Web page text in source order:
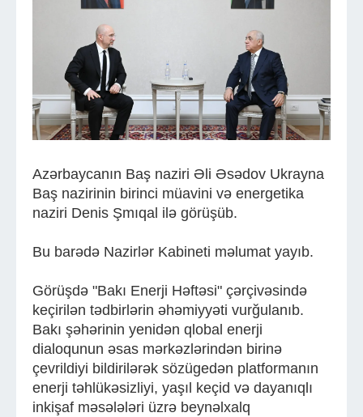
Azərbaycanın Baş naziri Əli Əsədov Ukrayna
Baş nazirinin birinci müavini və energetika
naziri Denis Şmıqal ilə görüşüb.
Bu barədə Nazirlər Kabineti məlumat yayıb.
Görüşdə "Bakı Enerji Həftəsi" çərçivəsində
keçirilən tədbirlərin əhəmiyyəti vurğulanıb.
Bakı şəhərinin yenidən qlobal enerji
dialoqunun əsas mərkəzlərindən birinə
çevrildiyi bildirilərək sözügedən platformanın
enerji təhlükəsizliyi, yaşıl keçid və dayanıqlı
inkişaf məsələləri üzrə beynəlxalq